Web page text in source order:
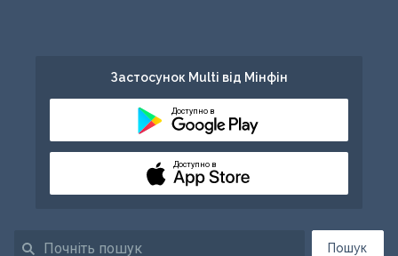
Пошук
Застосунок Multi від Мінфін
Доступно в
Доступно в